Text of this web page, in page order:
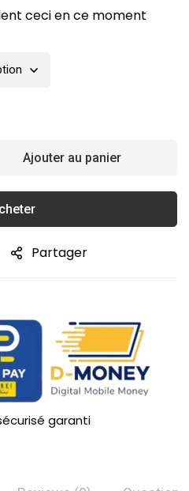
ceci en ce moment
Ajouter au panier
Partager
garanti